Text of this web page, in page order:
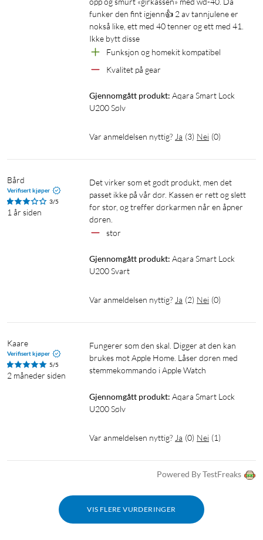
Batteritid: Opptil 6 måneder for oppladbart batteri; AAA-
Værbestandighet: IPX5-klasse
Driftstemperatur: -15 til 66 °C
AES-kryptering: For å sikre at dine data og adgangspunkter er
med venner og familie.
I pakken
Smartlås U200
Adapterkit for låsesylinder
USB-C- til USB-A-kabel
NFC-kort
AA-batteriadapter
funker den fint igjenn👍 2 av tannjulene er
nokså like, ett med 40 tenner og ett med 41.
Ikke bytt disse
Funksjon og homekit kompatibel
Kvalitet på gear
Gjennomgått produkt: Aqara Smart Lock
U200 Sølv
Var anmeldelsen nyttig? Ja (3) Nei (0)
Bård
Verifisert kjøper
3/5
1 år siden
Det virker som et godt produkt, men det
passet ikke på vår dør. Kassen er rett og slett
for stor, og treffer dørkarmen når en åpner
døren.
stor
Gjennomgått produkt: Aqara Smart Lock
U200 Svart
Var anmeldelsen nyttig? Ja (2) Nei (0)
Kaare
Verifisert kjøper
5/5
2 måneder siden
Fungerer som den skal. Digger at den kan
brukes mot Apple Home. Låser døren med
stemmekommando i Apple Watch
Gjennomgått produkt: Aqara Smart Lock
U200 Sølv
Var anmeldelsen nyttig? Ja (0) Nei (1)
Powered By TestFreaks
VIS FLERE VURDERINGER